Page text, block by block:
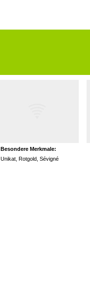
Besondere Merkmale:
Unikat, Rotgold, Sévigné